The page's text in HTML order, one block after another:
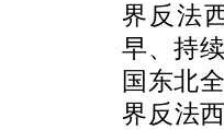
界反法
早、持
国东北
界反法